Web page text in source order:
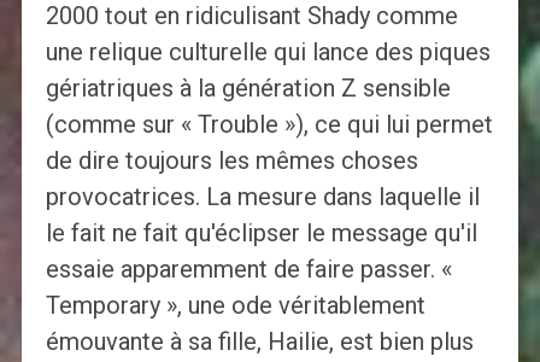
2000 tout en ridiculisant Shady comme
une relique culturelle qui lance des piques
gériatriques à la génération Z sensible
(comme sur « Trouble »), ce qui lui permet
de dire toujours les mêmes choses
provocatrices. La mesure dans laquelle il
le fait ne fait qu'éclipser le message qu'il
essaie apparemment de faire passer. «
Temporary », une ode véritablement
émouvante à sa fille, Hailie, est bien plus